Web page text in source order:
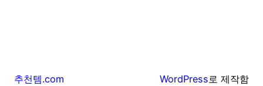
추천템.com WordPress로 제작함